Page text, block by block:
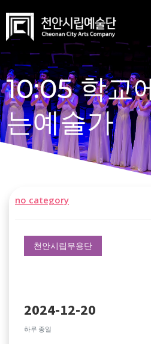
10:05 학교
는예술가
no category
천안시립무용단
2024-12-20
하루 종일